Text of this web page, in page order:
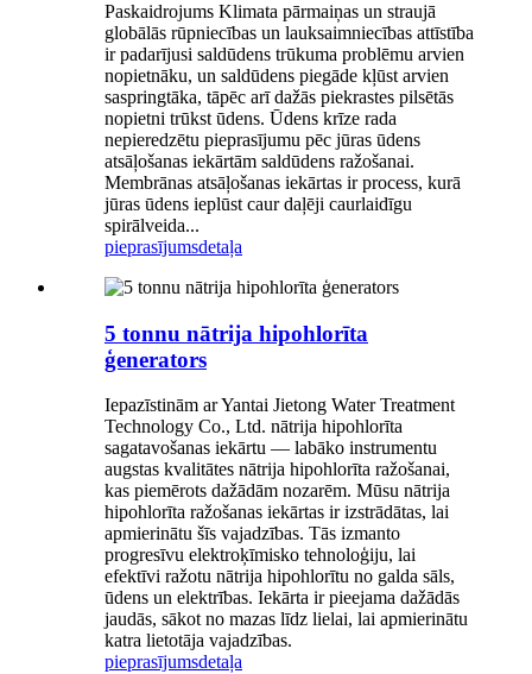
Paskaidrojums Klimata pārmaiņas un straujā
globālās rūpniecības un lauksaimniecības attīstība
ir padarījusi saldūdens trūkuma problēmu arvien
nopietnāku, un saldūdens piegāde kļūst arvien
saspringtāka, tāpēc arī dažās piekrastes pilsētās
nopietni trūkst ūdens. Ūdens krīze rada
nepieredzētu pieprasījumu pēc jūras ūdens
atsāļošanas iekārtām saldūdens ražošanai.
Membrānas atsāļošanas iekārtas ir process, kurā
jūras ūdens ieplūst caur daļēji caurlaidīgu
spirālveida...
pieprasījumsdetaļa
5 tonnu nātrija hipohlorīta
ģenerators
Iepazīstinām ar Yantai Jietong Water Treatment
Technology Co., Ltd. nātrija hipohlorīta
sagatavošanas iekārtu — labāko instrumentu
augstas kvalitātes nātrija hipohlorīta ražošanai,
kas piemērots dažādām nozarēm. Mūsu nātrija
hipohlorīta ražošanas iekārtas ir izstrādātas, lai
apmierinātu šīs vajadzības. Tās izmanto
progresīvu elektroķīmisko tehnoloģiju, lai
efektīvi ražotu nātrija hipohlorītu no galda sāls,
ūdens un elektrības. Iekārta ir pieejama dažādās
jaudās, sākot no mazas līdz lielai, lai apmierinātu
katra lietotāja vajadzības.
pieprasījumsdetaļa